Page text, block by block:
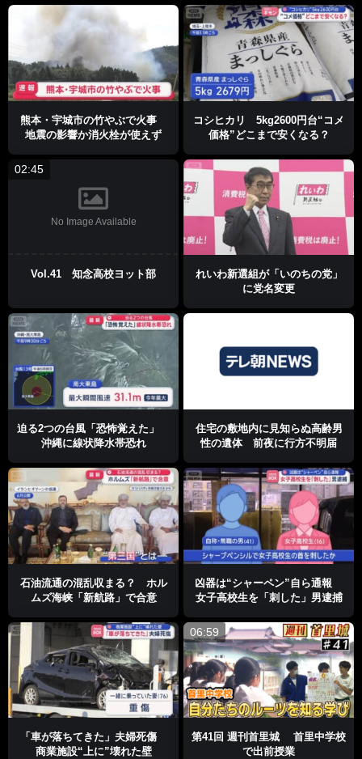
熊本・宇城市の竹やぶで火事
地震の影響か消火栓が使えず
コシヒカリ 5kg2600円台“コメ
価格”どこまで安くなる？
02:45
No Image Available
Vol.41 知念高校ヨット部
れいわ新選組が「いのちの党」
に党名変更
迫る2つの台風「恐怖覚えた」
沖縄に線状降水帯恐れ
住宅の敷地内に見知らぬ高齢男
性の遺体 前夜に行方不明届
石油流通の混乱収まる？ ホル
ムズ海峡「新航路」で合意
凶器は“シャーペン”自ら通報
女子高校生を「刺した」男逮捕
「車が落ちてきた」夫婦死傷
商業施設“上に”壊れた壁
06:59
第41回 週刊首里城 首里中学校
で出前授業